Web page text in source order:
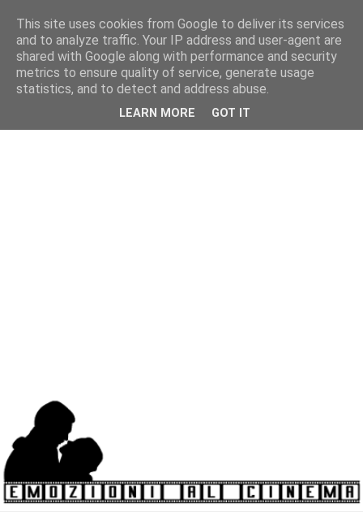
This site uses cookies from Google to deliver its services
and to analyze traffic. Your IP address and user-agent are
shared with Google along with performance and security
metrics to ensure quality of service, generate usage
statistics, and to detect and address abuse.
LEARN MORE GOT IT